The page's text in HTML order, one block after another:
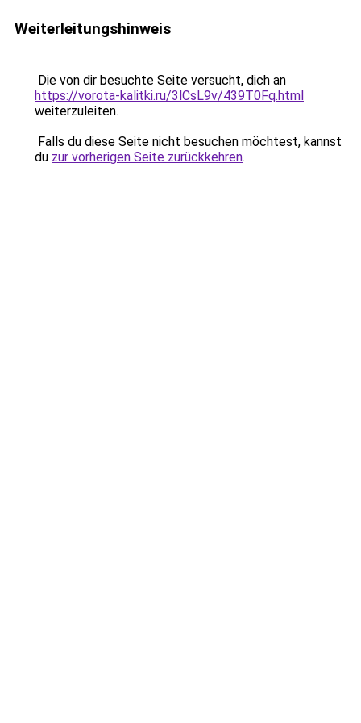
Weiterleitungshinweis
Die von dir besuchte Seite versucht, dich an
https://vorota-kalitki.ru/3lCsL9v/439T0Fq.html
weiterzuleiten.
Falls du diese Seite nicht besuchen möchtest, kannst
du zur vorherigen Seite zurückkehren.